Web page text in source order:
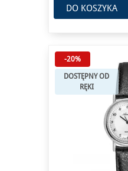
DO KOSZYKA
-20%
DOSTĘPNY OD
RĘKI